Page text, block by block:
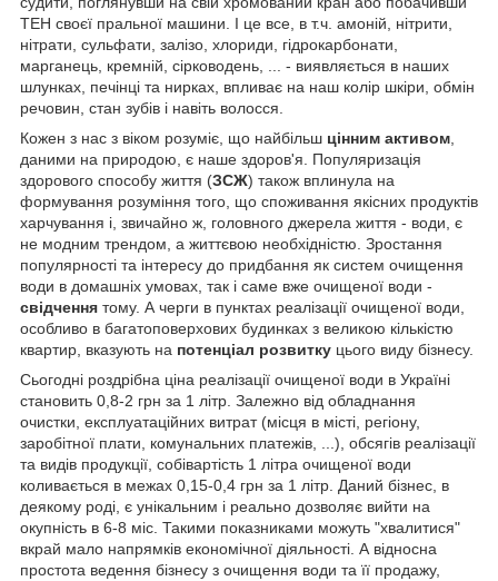
ТЕН своєї пральної машини. І це все, в т.ч. амоній, нітрити,
нітрати, сульфати, залізо, хлориди, гідрокарбонати,
марганець, кремній, сірководень, ... - виявляється в наших
шлунках, печінці та нирках, впливає на наш колір шкіри, обмін
речовин, стан зубів і навіть волосся.
Кожен з нас з віком розуміє, що найбільш цінним активом
даними на природою, є наше здоров'я. Популяризація
здорового способу життя (ЗСЖ) також вплинула на
формування розуміння того, що споживання якісних продуктів
харчування і, звичайно ж, головного джерела життя - води, є
не модним трендом, а життєвою необхідністю. Зростання
популярності та інтересу до придбання як систем очищення
води в домашніх умовах, так і саме вже очищеної води -
свідчення тому. А черги в пунктах реалізації очищеної води,
особливо в багатоповерхових будинках з великою кількістю
квартир, вказують на потенціал розвитку цього виду бізнесу.
Сьогодні роздрібна ціна реалізації очищеної води в Україні
становить 0,8-2 грн за 1 літр. Залежно від обладнання
очистки, експлуатаційних витрат (місця в місті, регіону,
заробітної плати, комунальних платежів, ...), обсягів реалізації
та видів продукції, собівартість 1 літра очищеної води
коливається в межах 0,15-0,4 грн за 1 літр. Даний бізнес, в
деякому роді, є унікальним і реально дозволяє вийти на
окупність в 6-8 міс. Такими показниками можуть "хвалитися"
вкрай мало напрямків економічної діяльності. А відносна
простота ведення бізнесу з очищення води та її продажу,